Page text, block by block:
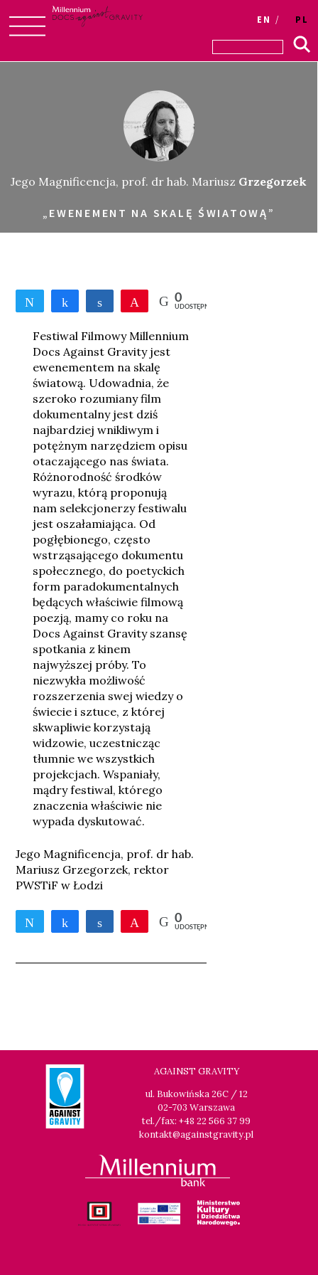
to
EN PL
Jego Magnificencja, prof. dr hab. Mariusz Grzegorzek
„EWENEMENT NA SKALĘ ŚWIATOWĄ”
Tweetnij UdostępnijUdostępnijPrzypnij
0
UDOSTĘPNIEŃ
Festiwal Filmowy Millennium
Docs Against Gravity jest
ewenementem na skalę
światową. Udowadnia, że
szeroko rozumiany film
dokumentalny jest dziś
najbardziej wnikliwym i
potężnym narzędziem opisu
otaczającego nas świata.
Różnorodność środków
wyrazu, którą proponują
nam selekcjonerzy festiwalu
jest oszałamiająca. Od
pogłębionego, często
wstrząsającego dokumentu
społecznego, do poetyckich
form paradokumentalnych
będących właściwie filmową
poezją, mamy co roku na
Docs Against Gravity szansę
spotkania z kinem
najwyższej próby. To
niezwykła możliwość
rozszerzenia swej wiedzy o
świecie i sztuce, z której
skwapliwie korzystają
widzowie, uczestnicząc
tłumnie we wszystkich
projekcjach. Wspaniały,
mądry festiwal, którego
znaczenia właściwie nie
wypada dyskutować.
Jego Magnificencja, prof. dr hab.
Mariusz Grzegorzek, rektor
PWSTiF w Łodzi
Tweetnij UdostępnijUdostępnijPrzypnij
0
UDOSTĘPNIEŃ
AGAINST GRAVITY
ul. Bukowińska 26C / 12
02-703 Warszawa
tel./fax: +48 22 566 37 99
kontakt@againstgravity.pl